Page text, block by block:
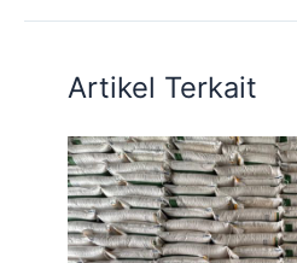
Artikel Terkait